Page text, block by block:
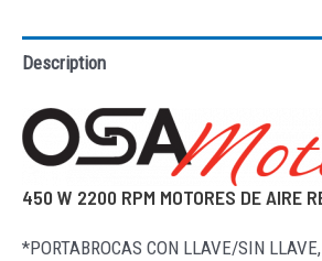
Description
450 W 2200 RPM MOTORES DE AIRE
*PORTABROCAS CON LLAVE/SIN